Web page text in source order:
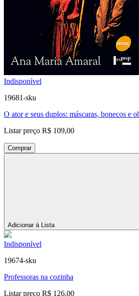
Indisponível
19681-sku
O ator e seus duplos: máscaras, bonecos e
Listar preço R$ 109,00
Comprar
Adicionar à Lista
Indisponível
19674-sku
Professoras na cozinha
Listar preço R$ 126,00